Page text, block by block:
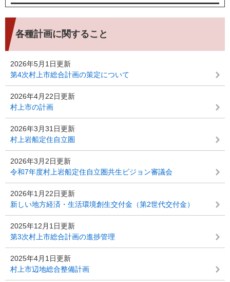
各種計画に関すること
2026年5月1日更新
第4次村上市総合計画の策定について
2026年4月22日更新
村上市の計画
2026年3月31日更新
村上岩船定住自立圏
2026年3月2日更新
令和7年度村上岩船定住自立圏共生ビジョン審議会
2026年1月22日更新
新しい地方経済・生活環境創生交付金（第2世代交付金）
2025年12月1日更新
第3次村上市総合計画の進捗管理
2025年4月1日更新
村上市辺地総合整備計画